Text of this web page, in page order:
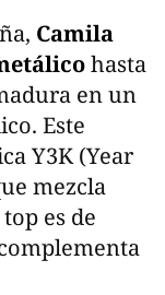
Camila
hasta
en un
Este
Y3K (Year
mezcla
es de